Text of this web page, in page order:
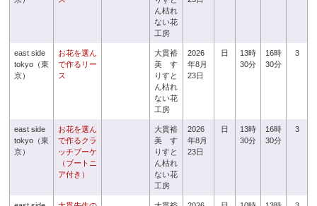
ん枯れ
ない花
工房
east side
tokyo（東
京）
お花を選ん
で作るリー
ス
大貫裕
美 す
りすと
ん枯れ
ない花
工房
2026
年8月
23日
日
13時
30分
16時
30分
3
east side
tokyo（東
京）
お花を選ん
で作るクラ
ッチブーケ
（ブートニ
ア付き）
大貫裕
美 す
りすと
ん枯れ
ない花
工房
2026
年8月
23日
日
13時
30分
16時
30分
3